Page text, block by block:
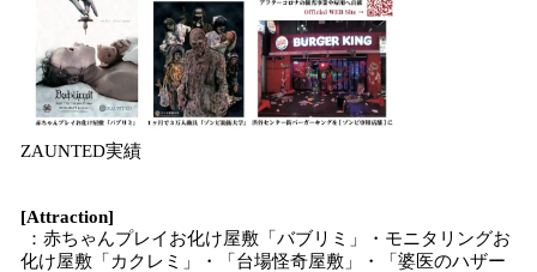
ZAUNTED実績
[Attraction]
：赤ちゃんプレイお化け屋敷「バブリミ」・モニタリングお
化け屋敷「カクレミ」・「台場怪奇屋敷」・「婆医のハザー